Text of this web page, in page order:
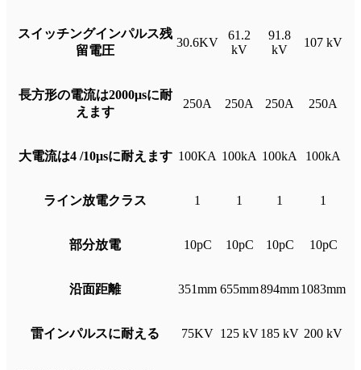
スイッチングインパルス残
留電圧
30.6KV
61.2
kV
91.8
kV
107 kV
長方形の電流は2000μsに耐
えます
250A 250A 250A 250A
大電流は4 /10μsに耐えます 100KA 100kA 100kA 100kA
ライン放電クラス 1 1 1 1
部分放電 10pC 10pC 10pC 10pC
沿面距離 351mm 655mm894mm1083mm
雷インパルスに耐える 75KV 125 kV185 kV 200 kV